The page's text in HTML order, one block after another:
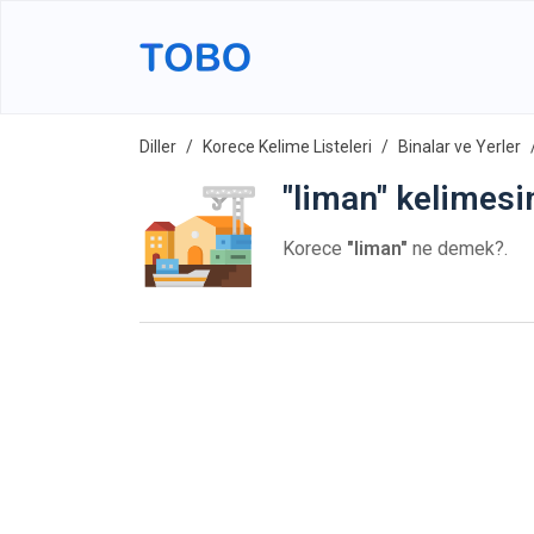
Diller Korece Kelime Listeleri Binalar ve Yerler
"liman"
Korece "liman" ne demek?.